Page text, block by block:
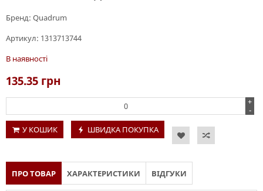
Бренд: Quadrum
Артикул: 1313713744
В наявності
135.35 грн
+
-
У КОШИК
ШВИДКА ПОКУПКА
ПРО ТОВАР ХАРАКТЕРИСТИКИ ВІДГУКИ